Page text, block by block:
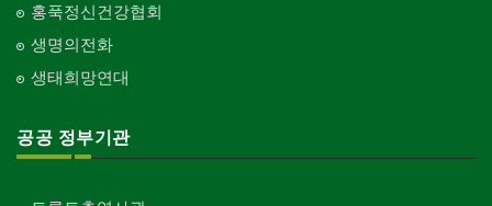
홍푹정신건강협회
생명의전화
생태희망연대
공공 정부기관